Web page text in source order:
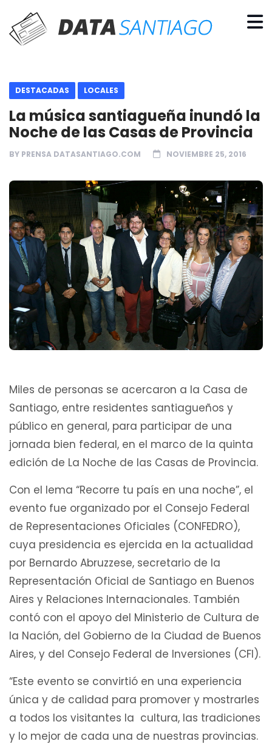
DESTACADAS LOCALES
La música santiagueña inundó la
Noche de las Casas de Provincia
BY PRENSA DATASANTIAGO.COM NOVIEMBRE 25, 2016
Miles de personas se acercaron a la Casa de
Santiago, entre residentes santiagueños y
público en general, para participar de una
jornada bien federal, en el marco de la quinta
edición de La Noche de las Casas de Provincia.
Con el lema “Recorre tu país en una noche”, el
evento fue organizado por el Consejo Federal
de Representaciones Oficiales (CONFEDRO),
cuya presidencia es ejercida en la actualidad
por Bernardo Abruzzese, secretario de la
Representación Oficial de Santiago en Buenos
Aires y Relaciones Internacionales. También
contó con el apoyo del Ministerio de Cultura de
la Nación, del Gobierno de la Ciudad de Buenos
Aires, y del Consejo Federal de Inversiones (CFI).
“Este evento se convirtió en una experiencia
única y de calidad para promover y mostrarles
a todos los visitantes la cultura, las tradiciones
y lo mejor de cada una de nuestras provincias.